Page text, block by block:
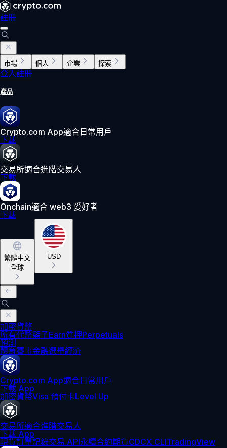
註冊
市場 個人 企業 探索
登入註冊
產品
Crypto.com App適合日常用戶
下載
交易所適合進階交易人
下載
Onchain適合 web3 愛好者
下載
繁體中文
全球
USD
加密貨幣
所有代幣籃子Earn質押Perpetuals
預測
體育賽事金融選舉經濟
Crypto.com App適合日常用戶
下載 App
加密貨幣Visa 預付卡Level Up
交易所適合進階交易人
下載 App
現貨訂單記錄交易 API永續合約期貨CDCX CLITradingView